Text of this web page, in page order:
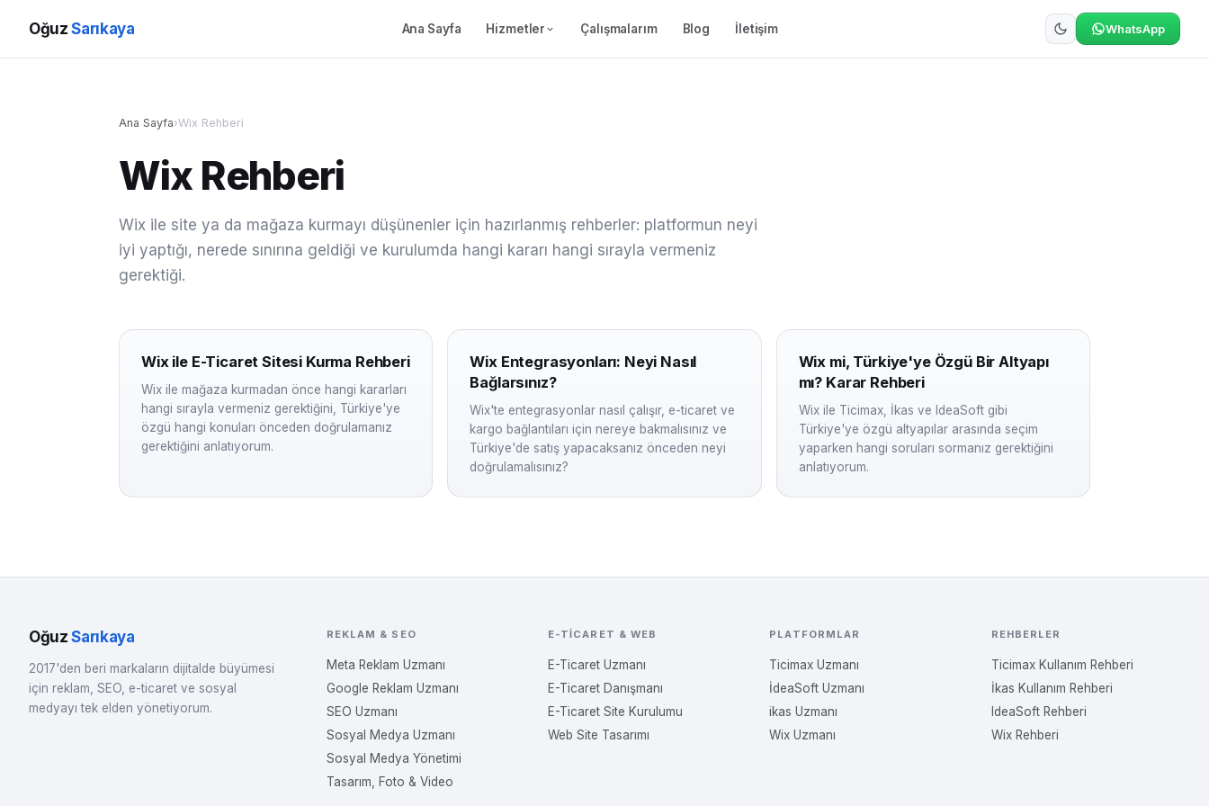
OğuzSarıkaya Ana Sayfa Hizmetler Çalışmalarım Blog İletişim WhatsApp
Ana Sayfa›Wix Rehberi
Wix Rehberi
Wix ile site ya da mağaza kurmayı düşünenler için hazırlanmış rehberler: platformun neyi
iyi yaptığı, nerede sınırına geldiği ve kurulumda hangi kararı hangi sırayla vermeniz
gerektiği.
Wix ile E-Ticaret Sitesi Kurma Rehberi
Wix ile mağaza kurmadan önce hangi kararları
hangi sırayla vermeniz gerektiğini, Türkiye'ye
özgü hangi konuları önceden doğrulamanız
gerektiğini anlatıyorum.
Wix Entegrasyonları: Neyi Nasıl
Bağlarsınız?
Wix'te entegrasyonlar nasıl çalışır, e-ticaret ve
kargo bağlantıları için nereye bakmalısınız ve
Türkiye'de satış yapacaksanız önceden neyi
doğrulamalısınız?
Wix mi, Türkiye'ye Özgü Bir Altyapı
mı? Karar Rehberi
Wix ile Ticimax, İkas ve IdeaSoft gibi
Türkiye'ye özgü altyapılar arasında seçim
yaparken hangi soruları sormanız gerektiğini
anlatıyorum.
OğuzSarıkaya
2017'den beri markaların dijitalde büyümesi
için reklam, SEO, e-ticaret ve sosyal
medyayı tek elden yönetiyorum.
REKLAM & SEO
Meta Reklam Uzmanı
Google Reklam Uzmanı
SEO Uzmanı
Sosyal Medya Uzmanı
Sosyal Medya Yönetimi
Tasarım, Foto & Video
E-TICARET & WEB
E-Ticaret Uzmanı
E-Ticaret Danışmanı
E-Ticaret Site Kurulumu
Web Site Tasarımı
PLATFORMLAR
Ticimax Uzmanı
İdeaSoft Uzmanı
ikas Uzmanı
Wix Uzmanı
REHBERLER
Ticimax Kullanım Rehberi
İkas Kullanım Rehberi
IdeaSoft Rehberi
Wix Rehberi